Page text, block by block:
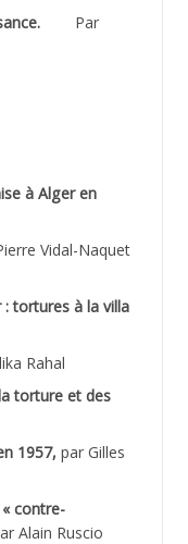
Par
à Alger en
Vidal-Naquet
: tortures à la villa
Rahal
torture et des
1957, par Gilles
« contre-
Alain Ruscio